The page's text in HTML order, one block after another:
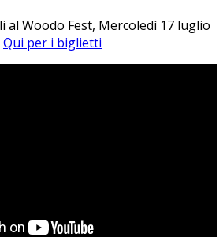
al Woodo Fest, Mercoledì 17 luglio
Qui per i biglietti